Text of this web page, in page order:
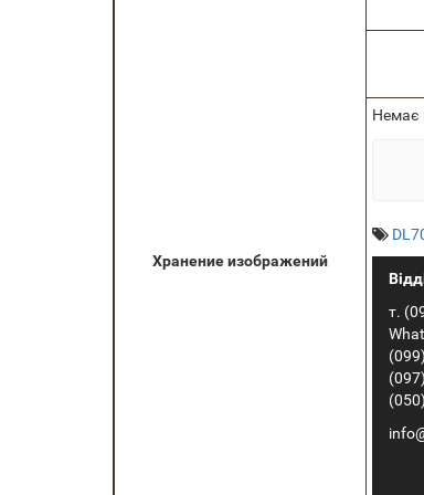
Хранение изображений
Немає
т.